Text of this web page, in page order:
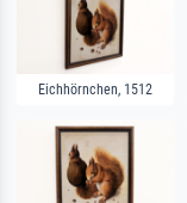
Eichhörnchen, 1512